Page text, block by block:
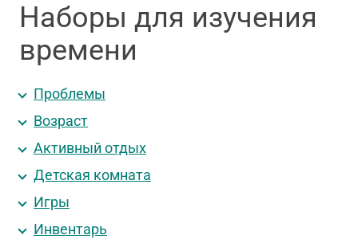
Наборы для изучения
времени
Проблемы
Возраст
Активный отдых
Детская комната
Игры
Инвентарь